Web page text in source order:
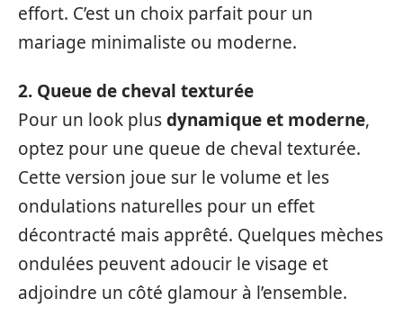
effort. C’est un choix parfait pour un
mariage minimaliste ou moderne.
2. Queue de cheval texturée
Pour un look plusdynamique et moderne,
optez pour une queue de cheval texturée.
Cette version joue sur le volume et les
ondulations naturelles pour un effet
décontracté mais apprêté. Quelques mèches
ondulées peuvent adoucir le visage et
adjoindre un côté glamour à l’ensemble.